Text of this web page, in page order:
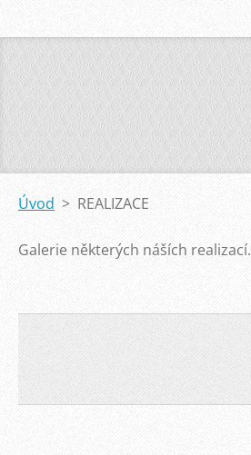
Úvod > REALIZACE
Galerie některých náších realizací.